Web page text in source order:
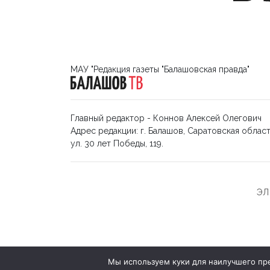
МАУ "Редакция газеты "Балашовская правда"
Главный редактор - Коннов Алексей Олегович
Адрес редакции: г. Балашов, Саратовская
ул. 30 лет Победы, 119.
ЭЛ
Мы используем куки для наилучшего